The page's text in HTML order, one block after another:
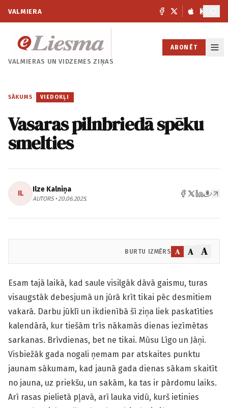
VALMIERA
VALMIERAS UNVIDZEMES ZIŅAS
ABONĒT
SĀKUMS / VIEDOKĻI
Vasaras pilnbriedā spēku
smelties
IL Ilze Kalniņa
AUTORS • 20.06.2025.
BURTU IZMĒRS A A A
Esam tajā laikā, kad saule visilgāk dāvā gaismu, turas
visaugstāk debesjumā un jūrā krīt tikai pēc desmitiem
vakarā. Darbu jūklī un ikdienībā šī ziņa liek paskatīties
kalendārā, kur tiešām trīs nākamās dienas iezīmētas
sarkanas. Brīvdienas, bet ne tikai. Mūsu Līgo un Jāņi.
Visbiežāk gada nogali ņemam par atskaites punktu
jaunam sākumam, kad jaunā gada dienas sākam skaitīt
no jauna, uz priekšu, un sakām, ka tas ir pārdomu laiks.
Arī rasas pielietā pļavā, arī lauka vidū, kurš ietinies